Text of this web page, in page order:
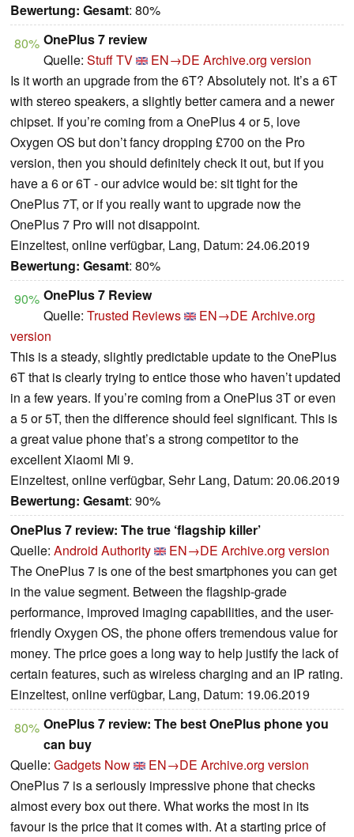
Bewertung: Gesamt: 80%
80% OnePlus 7 review
Quelle: Stuff TV EN→DE Archive.org version
Is it worth an upgrade from the 6T? Absolutely not. It’s a 6T
with stereo speakers, a slightly better camera and a newer
chipset. If you’re coming from a OnePlus 4 or 5, love
Oxygen OS but don’t fancy dropping £700 on the Pro
version, then you should definitely check it out, but if you
have a 6 or 6T - our advice would be: sit tight for the
OnePlus 7T, or if you really want to upgrade now the
OnePlus 7 Pro will not disappoint.
Einzeltest, online verfügbar, Lang, Datum: 24.06.2019
Bewertung: Gesamt: 80%
90% OnePlus 7 Review
Quelle: Trusted Reviews EN→DE Archive.org
version
This is a steady, slightly predictable update to the OnePlus
6T that is clearly trying to entice those who haven’t updated
in a few years. If you’re coming from a OnePlus 3T or even
a 5 or 5T, then the difference should feel significant. This is
a great value phone that’s a strong competitor to the
excellent Xiaomi Mi 9.
Einzeltest, online verfügbar, Sehr Lang, Datum: 20.06.2019
Bewertung: Gesamt: 90%
OnePlus 7 review: The true ‘flagship killer’
Quelle: Android Authority EN→DE Archive.org version
The OnePlus 7 is one of the best smartphones you can get
in the value segment. Between the flagship-grade
performance, improved imaging capabilities, and the user-
friendly Oxygen OS, the phone offers tremendous value for
money. The price goes a long way to help justify the lack of
certain features, such as wireless charging and an IP rating.
Einzeltest, online verfügbar, Lang, Datum: 19.06.2019
80% OnePlus 7 review: The best OnePlus phone you
can buy
Quelle: Gadgets Now EN→DE Archive.org version
OnePlus 7 is a seriously impressive phone that checks
almost every box out there. What works the most in its
favour is the price that it comes with. At a starting price of